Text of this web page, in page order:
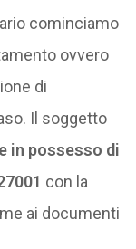
cominciamo
ovvero
di
Il soggetto
in possesso di
con la
ai documenti